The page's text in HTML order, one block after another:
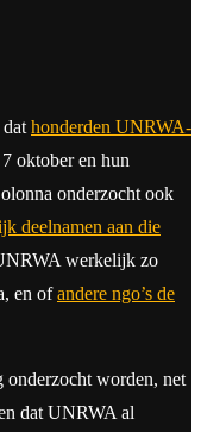
honderden UNRWA-
oktober en hun
onderzocht ook
deelnamen aan die
werkelijk zo
en ofandere ngo’s de
worden, net
dat UNRWA al